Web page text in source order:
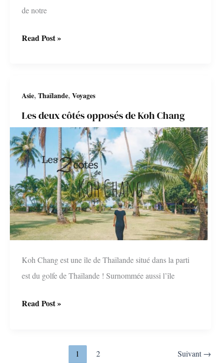
de notre
Bilan,
Thaïlande
Read Post »
Asie,Thaïlande,Voyages
Les deux côtés opposés de Koh Chang
Koh Chang est une île de Thaïlande situé dans la parti
est du golfe de Thaïlande ! Surnommée aussi l’île
Les
Read Post »
1 2 Suivant→